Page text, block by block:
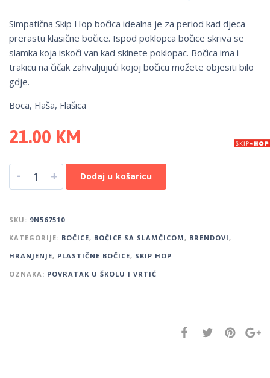
Simpatična Skip Hop bočica idealna je za period kad djeca
prerastu klasične bočice. Ispod poklopca bočice skriva se
slamka koja iskoči van kad skinete poklopac. Bočica ima i
trakicu na čičak zahvaljujući kojoj bočicu možete objesiti bilo
gdje.
Boca, Flaša, Flašica
21.00 KM
- + Dodaj u košaricu
SKU: 9N567510
KATEGORIJE: BOČICE, BOČICE SA SLAMČICOM, BRENDOVI,
HRANJENJE, PLASTIČNE BOČICE, SKIP HOP
OZNAKA: POVRATAK U ŠKOLU I VRTIĆ